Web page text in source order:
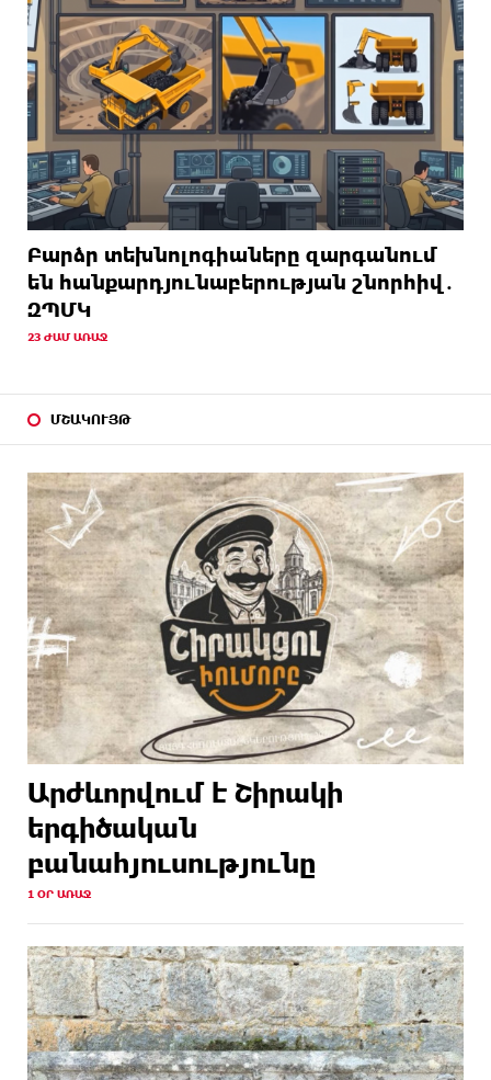
Բարձր տեխնոլոգիաները զարգանում
են հանքարդյունաբերության շնորհիվ․
ԶՊՄԿ
23 ԺԱՄ ԱՌԱՋ
ՄՇԱԿՈՒՅԹ
Արժևորվում է Շիրակի
երգիծական
բանահյուսությունը
1 ՕՐ ԱՌԱՋ